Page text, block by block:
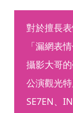
對於擅長
「漏網表
攝影大哥
公演觀光
SE7EN、